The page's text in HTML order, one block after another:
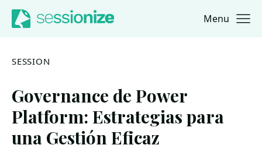
Jump to navigation
Jump to content Menu
SESSION
Governance de Power
Platform: Estrategias para
una Gestión Eficaz